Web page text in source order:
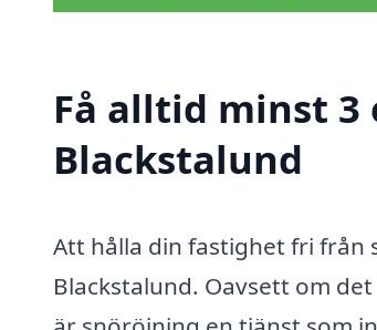
Få alltid minst
Blackstalund
Att hålla din fastighet fri från
Blackstalund. Oavsett om